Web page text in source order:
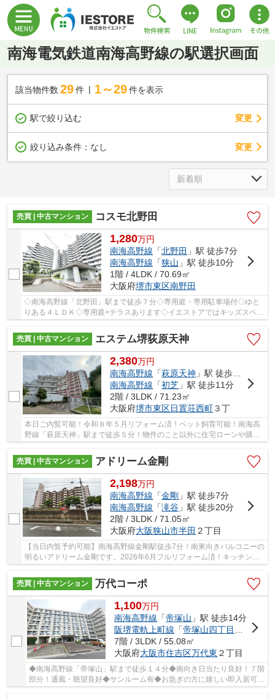
南海電気鉄道南海高野線の駅選択画面
該当物件数 29件 1～29 件を表示
駅で絞り込む 変更
絞り込み条件： なし 変更
売買 | 中古マンション コスモ北野田
1,280万円
南海高野線 「北野田 」駅 徒歩7分
南海高野線 「狭山 」駅 徒歩10分
1階 / 4LDK / 70.69㎡
大阪府堺市東区南野田
◇南海高野線「北野田」駅まで徒歩７分◇専用庭・専用駐車場付◇ゆと
りある４ＬＤＫ◇専用庭+テラスあります◇イエストアではキッズスペー
売買 | 中古マンション
エステム堺荻原天神
2,380万円
南海高野線 「萩原天神 」駅 徒歩7分
南海高野線 「初芝 」駅 徒歩11分
2階 / 3LDK / 71.23㎡
大阪府堺市東区日置荘西町３丁
本日ご内覧可能！令和８年５月リフォーム済！ペット飼育可能！南海高
野線「萩原天神」駅まで徒歩５分！物件のこと以外に住宅ローンや購入
売買 | 中古マンション
アドリーム金剛
2,198万円
南海高野線 「金剛 」駅 徒歩7分
南海高野線 「滝谷 」駅 徒歩20分
2階 / 3LDK / 71.05㎡
大阪府大阪狭山市半田 ２丁目
【当日内覧予約可能】南海高野線金剛駅徒歩7分！南東向きバルコニーの
明るいアドリーム金剛です。2026年6月フルリフォーム済！キッチン、
売買 | 中古マンション
万代コーポ
1,100万円
南海高野線 「帝塚山 」駅 徒歩14分
阪堺電軌上町線 「帝塚山四丁目
」駅 徒歩
7階 / 3LDK / 55.08㎡
大阪府大阪市住吉区万代東 ２丁目
◆南海高野線「帝塚山」駅まで徒歩１４分◆南向き日当たり良好！７階
部分！通風・眺望良好◆サンルーム有◆お急ぎの方に嬉しい即入居可能